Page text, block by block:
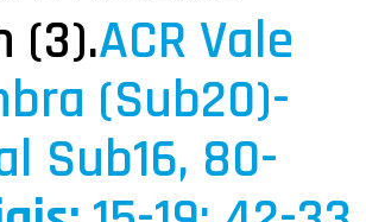
(3).ACR Vale
(Sub20)-
Sub16, 80-